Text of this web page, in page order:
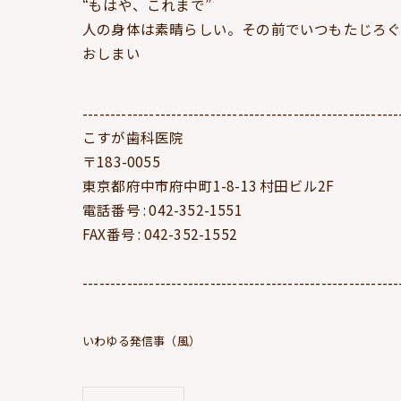
“もはや、これまで”
人の身体は素晴らしい。その前でいつもたじろぐ
おしまい
こすが歯科医院
〒183-0055
東京都府中市府中町1-8-13 村田ビル2F
電話番号 : 042-352-1551
FAX番号 : 042-352-1552
いわゆる発信事（風）